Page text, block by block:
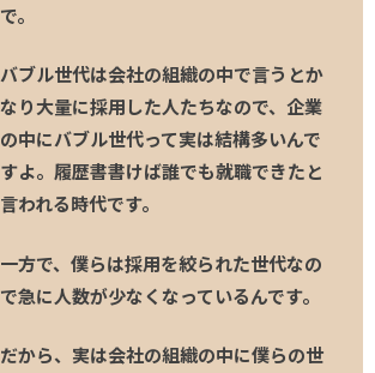
で。
バブル世代は会社の組織の中で言うとか
なり大量に採用した人たちなので、企業
の中にバブル世代って実は結構多いんで
すよ。履歴書書けば誰でも就職できたと
言われる時代です。
一方で、僕らは採用を絞られた世代なの
で急に人数が少なくなっているんです。
だから、実は会社の組織の中に僕らの世